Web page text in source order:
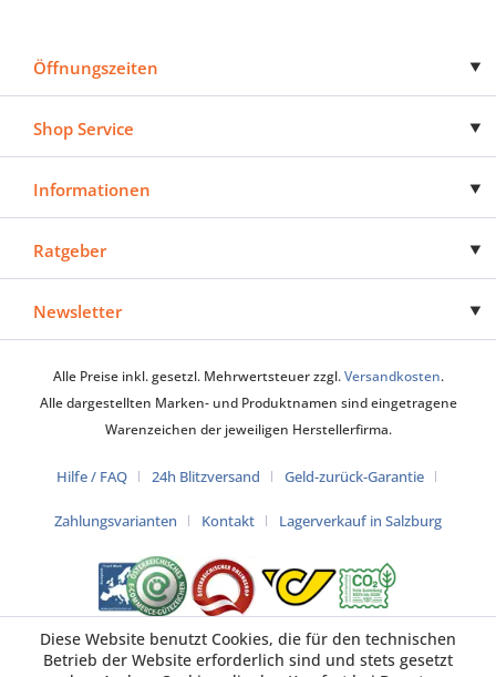
Öffnungszeiten
Shop Service
Informationen
Ratgeber
Newsletter
Alle Preise inkl. gesetzl. Mehrwertsteuer zzgl.Versandkosten.
Alle dargestellten Marken- und Produktnamen sind eingetragene
Warenzeichen der jeweiligen Herstellerfirma.
Hilfe / FAQ 24h Blitzversand Geld-zurück-Garantie
Zahlungsvarianten Kontakt Lagerverkauf in Salzburg
Diese Website benutzt Cookies, die für den technischen
Betrieb der Website erforderlich sind und stets gesetzt